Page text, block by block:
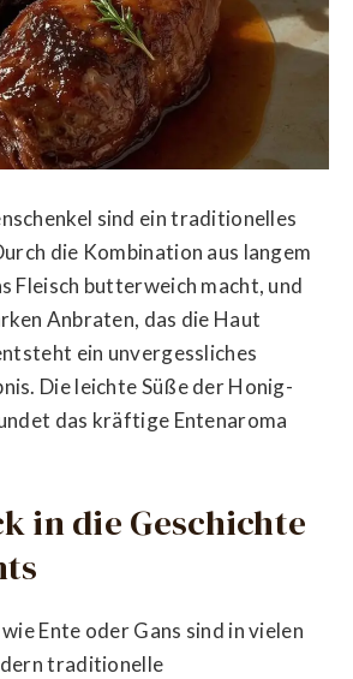
sind ein traditionelles
die Kombination aus langem
Fleisch butterweich macht, und
Anbraten, das die Haut
ein unvergessliches
Die leichte Süße der Honig-
das kräftige Entenaroma
in die Geschichte
Ente oder Gans sind in vielen
traditionelle